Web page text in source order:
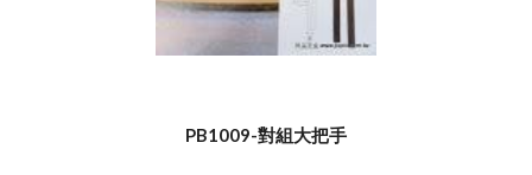
PB1009-對組大把手